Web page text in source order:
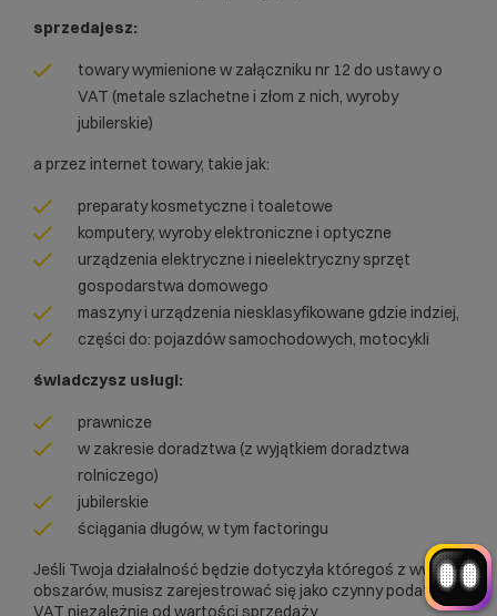
sprzedajesz:
towary wymienione w załączniku nr 12 do ustawy o
VAT (metale szlachetne i złom z nich, wyroby
jubilerskie)
a przez internet towary, takie jak:
preparaty kosmetyczne i toaletowe
komputery, wyroby elektroniczne i optyczne
urządzenia elektryczne i nieelektryczny sprzęt
gospodarstwa domowego
maszyny i urządzenia niesklasyfikowane gdzie indziej,
części do: pojazdów samochodowych, motocykli
świadczysz usługi:
prawnicze
w zakresie doradztwa (z wyjątkiem doradztwa
rolniczego)
jubilerskie
ściągania długów, w tym factoringu
Jeśli Twoja działalność będzie dotyczyła któregoś z ww.
obszarów, musisz zarejestrować się jako czynny podatnik
VAT niezależnie od wartości sprzedaży.
Witaj! Jestem robo_Folks.
W czym mogę pomóc?